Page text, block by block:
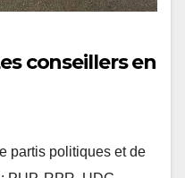
conseillers en
partis politiques et de